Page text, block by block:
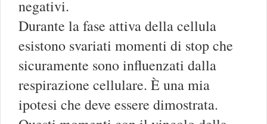
negativi.
Durante la fase attiva della cellula
esistono svariati momenti di stop che
sicuramente sono influenzati dalla
respirazione cellulare. È una mia
ipotesi che deve essere dimostrata.